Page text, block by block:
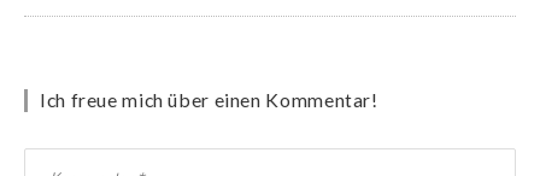
Ich freue mich über einen Kommentar!